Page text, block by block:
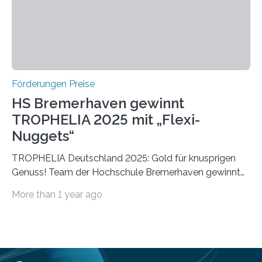
Förderungen Preise
HS Bremerhaven gewinnt
TROPHELIA 2025 mit „Flexi-
Nuggets“
TROPHELIA Deutschland 2025: Gold für knusprigen
Genuss! Team der Hochschule Bremerhaven gewinnt
ECOTROPHELIAMit der Produktidee “Flexi-Nuggets”
Studierende der Lebensmittelwissenschaften und
More than 1 year ago